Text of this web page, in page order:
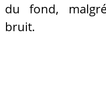
du fond,
bruit.